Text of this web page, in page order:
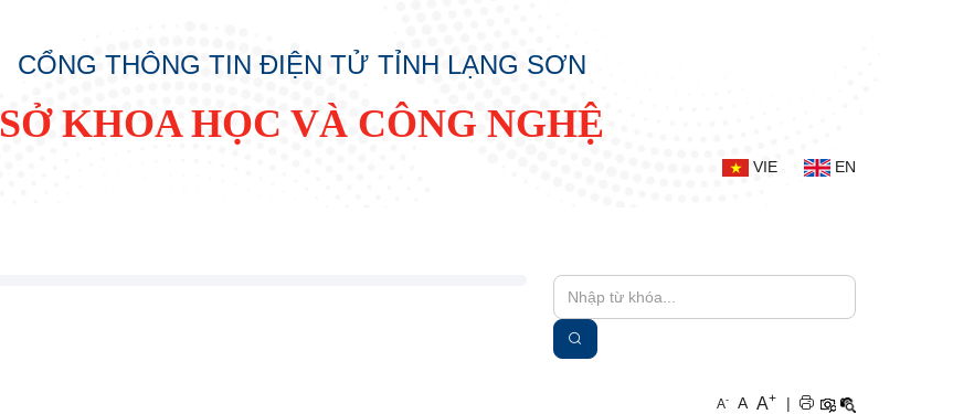
CỔNG THÔNG TIN ĐIỆN TỬ TỈNH LẠNG SƠN
SỞ KHOA HỌC VÀ CÔNG NGHỆ
VIE EN
A- A A+ |